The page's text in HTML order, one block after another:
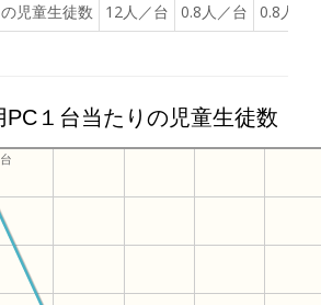
児童生徒数
12人／台 0.8人／台 0.8人／
PC１台当たりの児童生徒数